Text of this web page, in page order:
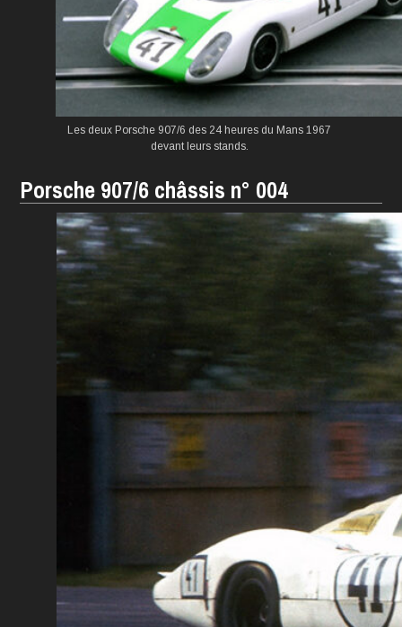
Les deux Porsche 907/6 des 24 heures du Mans 1967
devant leurs stands.
Porsche 907/6 châssis n° 004